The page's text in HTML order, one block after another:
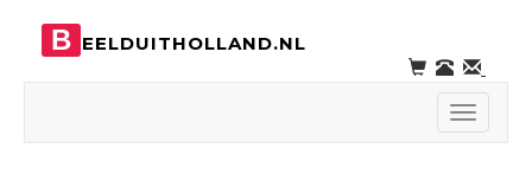
B EELDUITHOLLAND.NL
Toggle